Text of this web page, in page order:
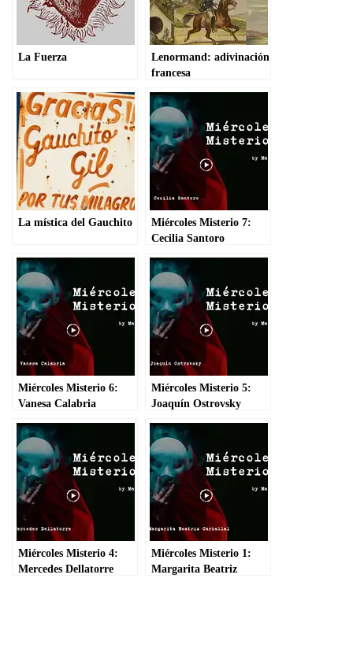
La Fuerza
Lenormand: adivinación
francesa
La mística del Gauchito
Miércoles Misterio 7:
Cecilia Santoro
Miércoles Misterio 6:
Vanesa Calabria
Miércoles Misterio 5:
Joaquín Ostrovsky
Miércoles Misterio 4:
Mercedes Dellatorre
Miércoles Misterio 1:
Margarita Beatriz